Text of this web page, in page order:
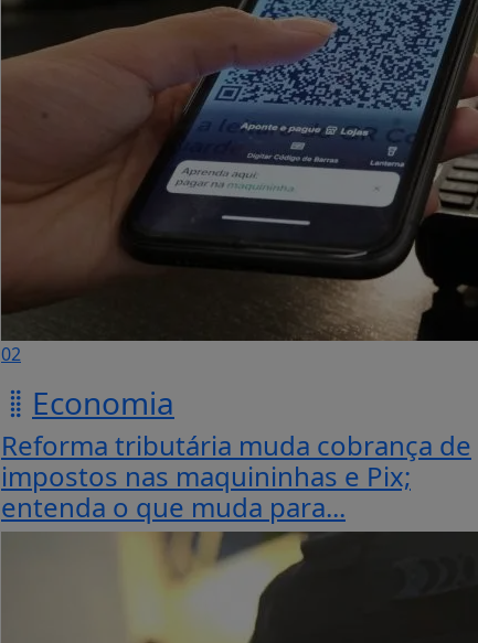
02
Economia
Reforma tributária muda cobrança de
impostos nas maquininhas e Pix;
entenda o que muda para...